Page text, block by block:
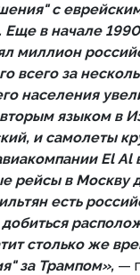
с
Еще в начале
миллион
всего за
населения
языком в
и самолеты
El Al
рейсы в Москву
есть
столько же
за Трампом», —